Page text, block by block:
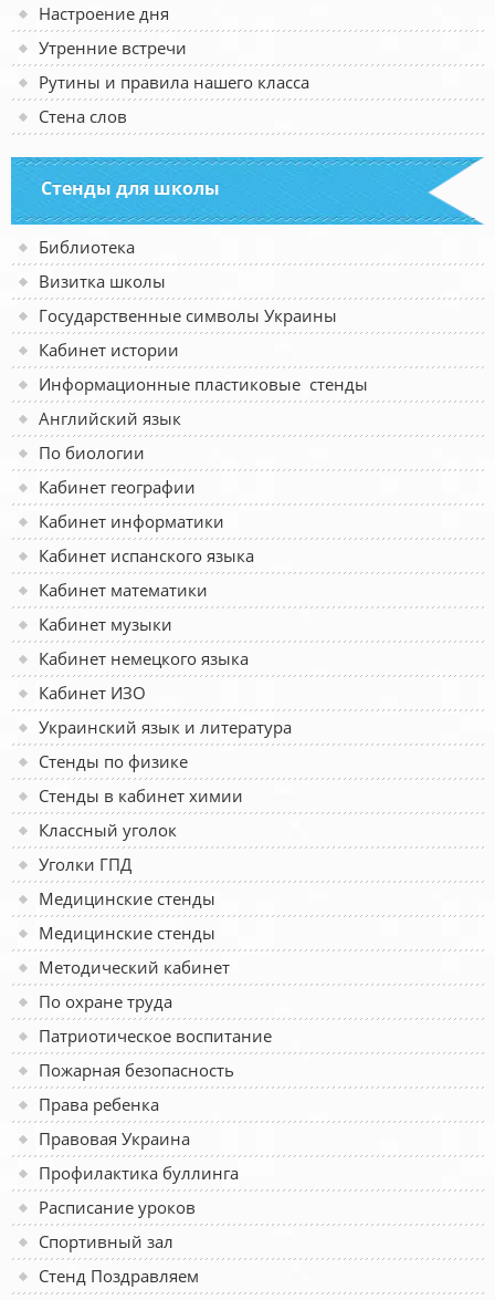
Настроение дня
Утренние встречи
Рутины и правила нашего класса
Стена слов
Стенды для школы
Библиотека
Визитка школы
Государственные символы Украины
Кабинет истории
Информационные пластиковые стенды
Английский язык
По биологии
Кабинет географии
Кабинет информатики
Кабинет испанского языка
Кабинет математики
Кабинет музыки
Кабинет немецкого языка
Кабинет ИЗО
Украинский язык и литература
Стенды по физике
Стенды в кабинет химии
Классный уголок
Уголки ГПД
Медицинские стенды
Медицинские стенды
Методический кабинет
По охране труда
Патриотическое воспитание
Пожарная безопасность
Права ребенка
Правовая Украина
Профилактика буллинга
Расписание уроков
Спортивный зал
Стенд Поздравляем